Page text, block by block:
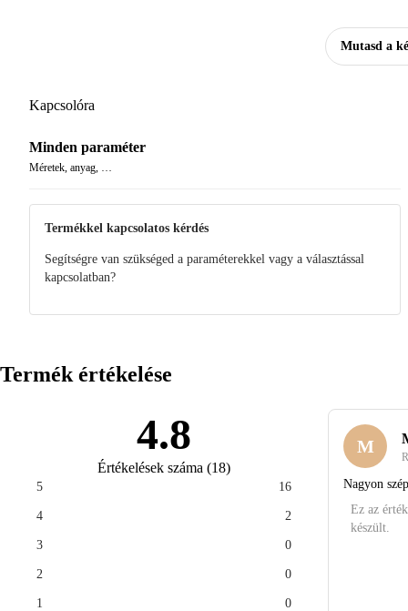
Mutasd a
Kapcsolóra
Minden paraméter
Méretek, anyag, …
Termékkel kapcsolatos kérdés
Segítségre van szükséged a paraméterekkel vagy a választással
kapcsolatban?
Termék értékelése
4.8
Értékelések száma (18)
5 16
4 2
3 0
2 0
1 0
M
Nagyon
Ez az
készült.